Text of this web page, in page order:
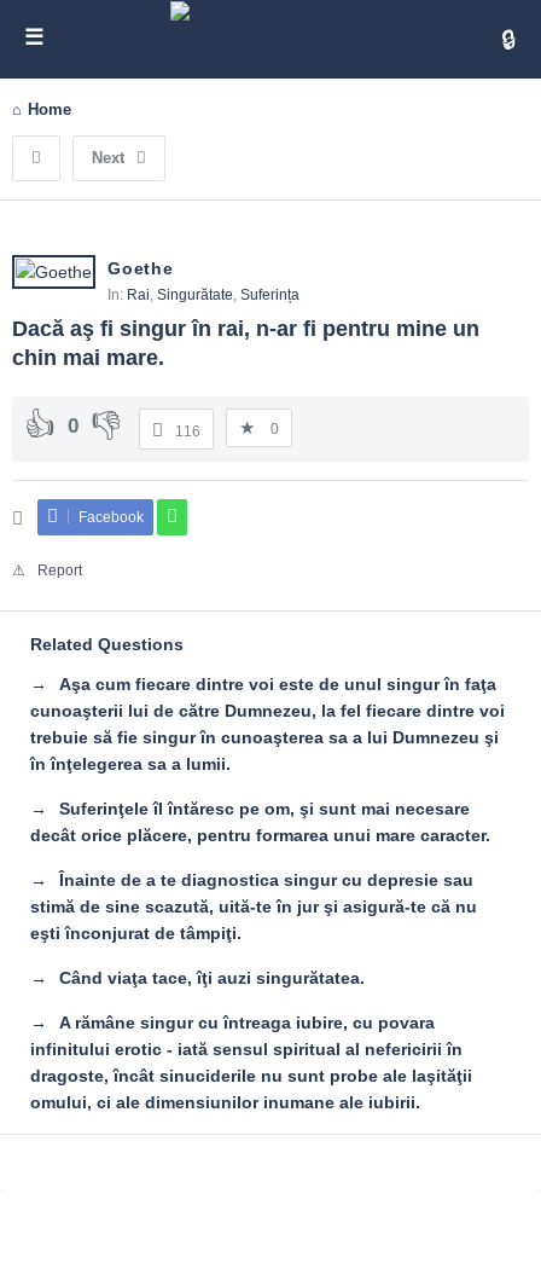
Home
Next
Goethe
In: Rai, Singurătate, Suferința
Dacă aş fi singur în rai, n-ar fi pentru mine un
chin mai mare.
0 116 0
Facebook
Report
Related Questions
Aşa cum fiecare dintre voi este de unul singur în faţa
cunoaşterii lui de către Dumnezeu, la fel fiecare dintre voi
trebuie să fie singur în cunoaşterea sa a lui Dumnezeu şi
în înţelegerea sa a lumii.
Suferinţele îl întăresc pe om, şi sunt mai necesare
decât orice plăcere, pentru formarea unui mare caracter.
Înainte de a te diagnostica singur cu depresie sau
stimă de sine scazută, uită-te în jur şi asigură-te că nu
eşti înconjurat de tâmpiţi.
Când viaţa tace, îţi auzi singurătatea.
A rămâne singur cu întreaga iubire, cu povara
infinitului erotic - iată sensul spiritual al nefericirii în
dragoste, încât sinuciderile nu sunt probe ale laşităţii
omului, ci ale dimensiunilor inumane ale iubirii.